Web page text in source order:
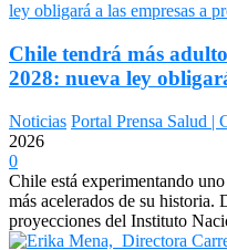
Chile tendrá más
2028: nueva ley
Noticias Portal Prensa Salud |
2026
0
Chile está experimentando
más acelerados de su historia.
proyecciones del Instituto